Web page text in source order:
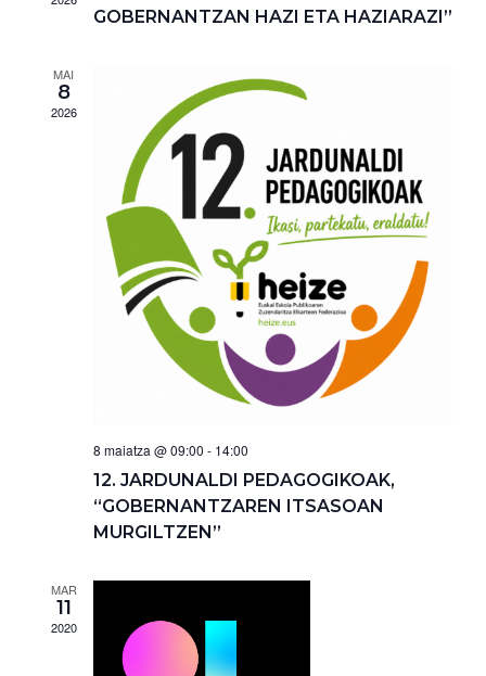
GOBERNANTZAN HAZI ETA HAZIARAZI”
MAI
8
2026
8 maiatza @ 09:00 - 14:00
12. JARDUNALDI PEDAGOGIKOAK,
“GOBERNANTZAREN ITSASOAN
MURGILTZEN”
MAR
11
2020